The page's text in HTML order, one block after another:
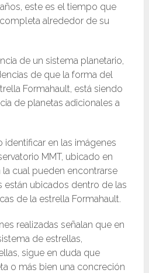
este es el tiempo que
alrededor de su
de un sistema planetario,
de que la forma del
Formahault, está siendo
de planetas adicionales a
en las imágenes
MMT, ubicado en
cual pueden encontrarse
están ubicados dentro de las
de la estrella Formahault.
realizadas señalan que en
de estrellas,
sigue en duda que
o más bien una concreción